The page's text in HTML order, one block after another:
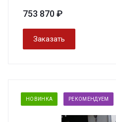
753 870 ₽
Заказать
НОВИНКА РЕКОМЕНДУЕМ